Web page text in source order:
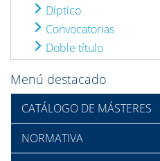
Diptico
Convocatorias
Doble título
Menú destacado
CATÁLOGO DE MÁSTERES
NORMATIVA